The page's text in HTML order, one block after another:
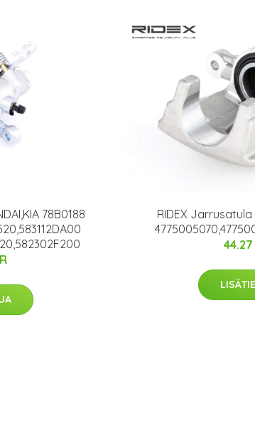
78B0188
RIDEX Jarrusatula
44.27